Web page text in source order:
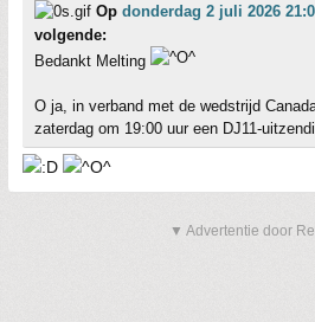
Op donderdag 2 juli 2026
volgende:
Bedankt Melting
O ja, in verband met de wedstrijd
zaterdag om 19:00 uur een DJ11-
▼ Advertentie door